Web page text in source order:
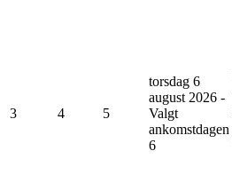
3 4 5
torsdag 6
august 2026 -
Valgt
ankomstdagen
6